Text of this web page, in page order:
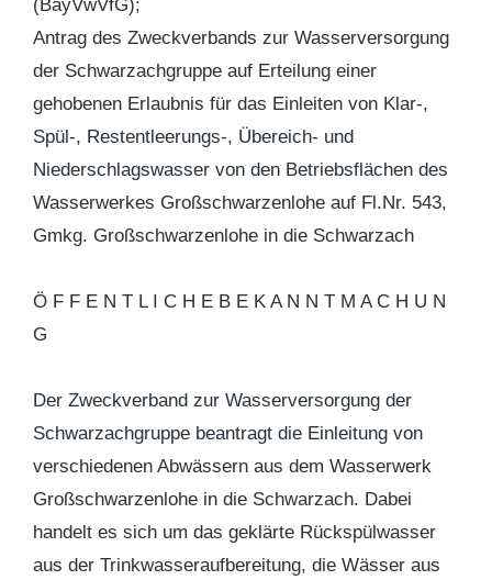
(BayVwVfG);
Antrag des Zweckverbands zur Wasserversorgung
der Schwarzachgruppe auf Erteilung einer
gehobenen Erlaubnis für das Einleiten von Klar-,
Spül-, Restentleerungs-, Übereich- und
Niederschlagswasser von den Betriebsflächen des
Wasserwerkes Großschwarzenlohe auf Fl.Nr. 543,
Gmkg. Großschwarzenlohe in die Schwarzach
Ö F F E N T L I C H E B E K A N N T M A C H U N
G
Der Zweckverband zur Wasserversorgung der
Schwarzachgruppe beantragt die Einleitung von
verschiedenen Abwässern aus dem Wasserwerk
Großschwarzenlohe in die Schwarzach. Dabei
handelt es sich um das geklärte Rückspülwasser
aus der Trinkwasseraufbereitung, die Wässer aus